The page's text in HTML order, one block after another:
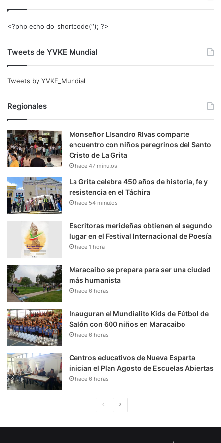
<?php echo do_shortcode(‘‘); ?>
Tweets de YVKE Mundial
Tweets by YVKE_Mundial
Regionales
Monseñor Lisandro Rivas comparte
encuentro con niños peregrinos del Santo
Cristo de La Grita
hace 47 minutos
La Grita celebra 450 años de historia, fe y
resistencia en el Táchira
hace 54 minutos
Escritoras merideñas obtienen el segundo
lugar en el Festival Internacional de Poesía
hace 1 hora
Maracaibo se prepara para ser una ciudad
más humanista
hace 6 horas
Inauguran el Mundialito Kids de Fútbol de
Salón con 600 niños en Maracaibo
hace 6 horas
Centros educativos de Nueva Esparta
inician el Plan Agosto de Escuelas Abiertas
hace 6 horas